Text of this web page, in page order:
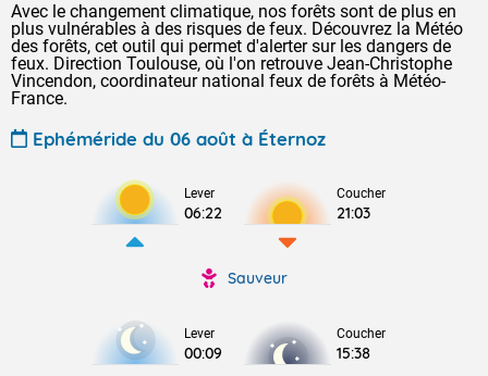
Avec le changement climatique, nos forêts sont de plus en
plus vulnérables à des risques de feux. Découvrez la Météo
des forêts, cet outil qui permet d'alerter sur les dangers de
feux. Direction Toulouse, où l'on retrouve Jean-Christophe
Vincendon, coordinateur national feux de forêts à Météo-
France.
Ephéméride du 06 août à Éternoz
Lever
06:22
Coucher
21:03
Sauveur
Lever
00:09
Coucher
15:38